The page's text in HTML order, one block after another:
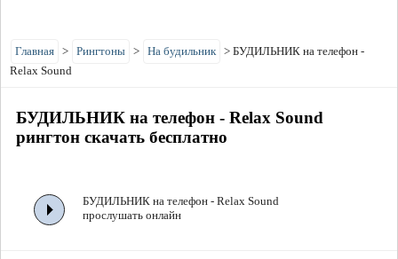
Главная > Рингтоны > На будильник > БУДИЛЬНИК на телефон -
Relax Sound
БУДИЛЬНИК на телефон - Relax Sound
рингтон скачать бесплатно
БУДИЛЬНИК на телефон - Relax Sound
прослушать онлайн